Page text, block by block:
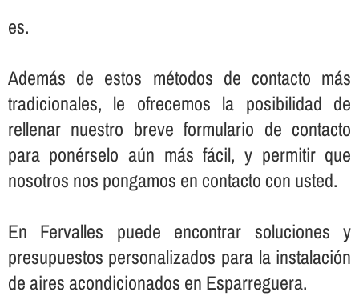
es.
Además de estos métodos de contacto más
tradicionales, le ofrecemos la posibilidad de
rellenar nuestro breve formulario de contacto
para ponérselo aún más fácil, y permitir que
nosotros nos pongamos en contacto con usted.
En Fervalles puede encontrar soluciones y
presupuestos personalizados para la instalación
de aires acondicionados en Esparreguera.